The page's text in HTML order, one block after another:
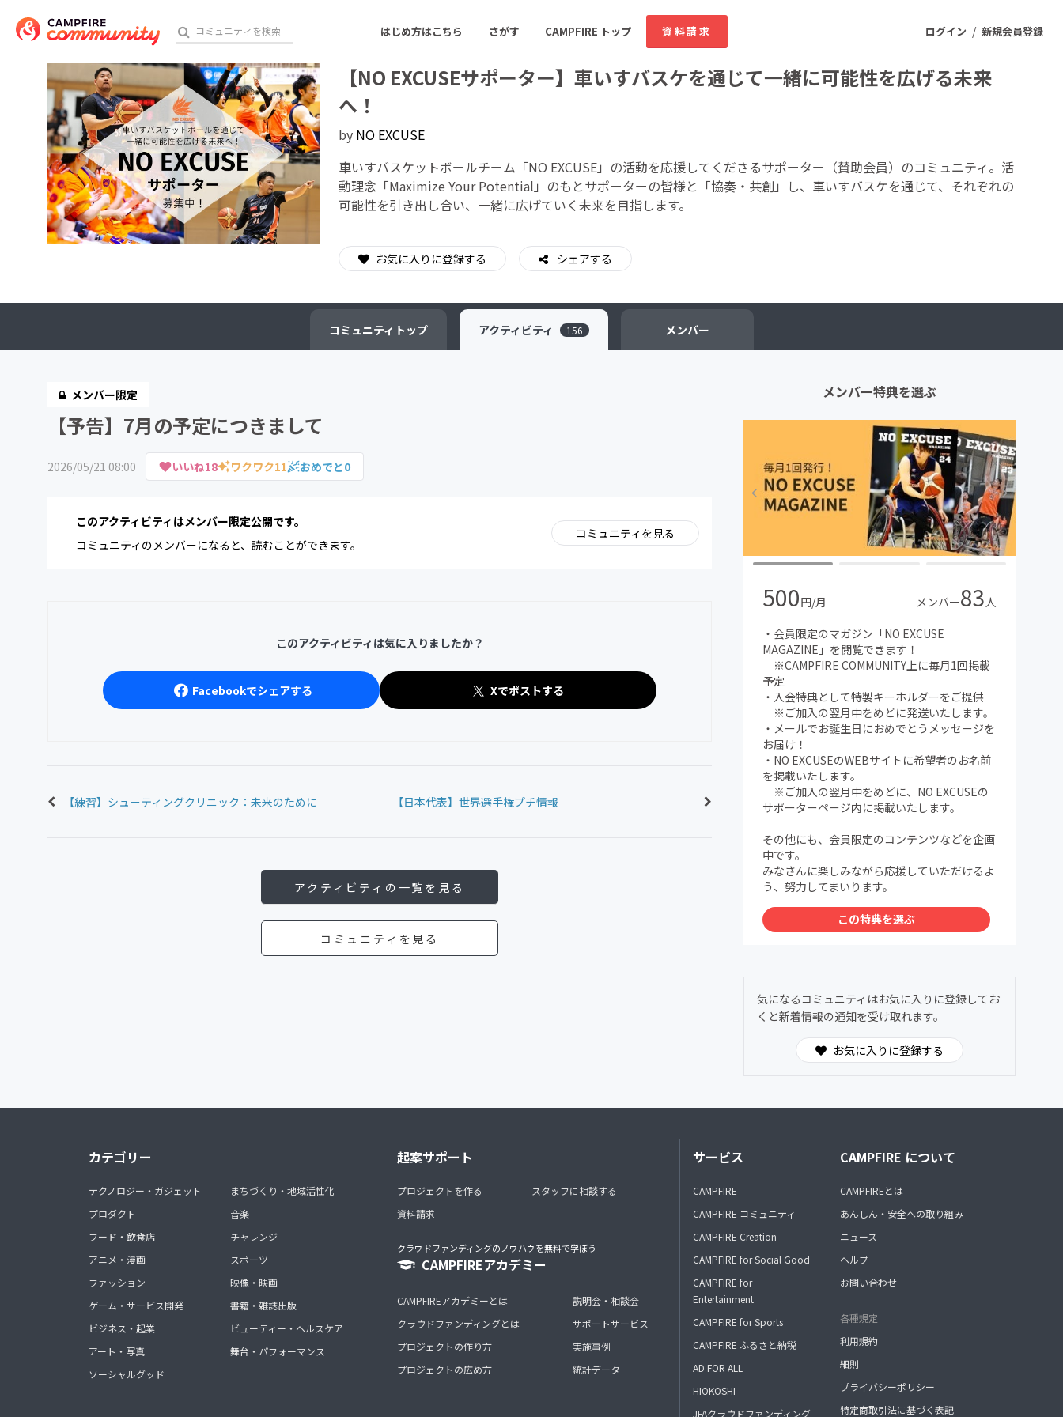
ログイン / 新規会員登録
はじめ方はこちら さがす CAMPFIRE トップ 資料請求
おすすめのコミュニティ
アート・写真 音楽 舞台・パフォーマンス
プロダクト
テクノロジー・ガジェット
書籍・雑誌出版 アニメ・漫画
【NO EXCUSEサポーター】車いすバスケを通じて一緒に可能性を広げる未来
へ！
by NO EXCUSE
車いすバスケットボールチーム「NO EXCUSE」の活動を応援してくださるサポーター（賛助会員）のコミュニティ。活
動理念「Maximize Your Potential」のもとサポーターの皆様と「協奏・共創」し、車いすバスケを通じて、それぞれの
可能性を引き出し合い、一緒に広げていく未来を目指します。
お気に入りに登録する シェアする
コミュニティ トップ アクティビティ 156 メンバー
メンバー限定
【予告】7月の予定につきまして
2026/05/21 08:00 いいね18 ワクワク11 おめでと0
このアクティビティはメンバー限定公開です。
コミュニティのメンバーになると、読むことができます。
コミュニティを見る
このアクティビティは気に入りましたか？
Facebookでシェアする Xでポストする
【練習】シューティングクリニック：未来のために 【日本代表】世界選手権プチ情報
アクティビティの一覧を見る
コミュニティを見る
メンバー特典を選ぶ
500円/月 メンバー83人
・会員限定のマガジン「NO EXCUSE
MAGAZINE」を閲覧できます！
※CAMPFIRE COMMUNITY上に毎月1回掲載
予定
・入会特典として特製キーホルダーをご提供
※ご加入の翌月中をめどに発送いたします。
・メールでお誕生日におめでとうメッセージを
お届け！
・NO EXCUSEのWEBサイトに希望者のお名前
を掲載いたします。
※ご加入の翌月中をめどに、NO EXCUSEの
サポーターページ内に掲載いたします。
その他にも、会員限定のコンテンツなどを企画
中です。
みなさんに楽しみながら応援していただけるよ
う、努力してまいります。
この特典を選ぶ
気になるコミュニティはお気に入りに登録してお
くと新着情報の通知を受け取れます。
お気に入りに登録する
カテゴリー
テクノロジー・ガジェット
プロダクト
フード・飲食店
アニメ・漫画
ファッション
ゲーム・サービス開発
ビジネス・起業
アート・写真
ソーシャルグッド
まちづくり・地域活性化
音楽
チャレンジ
スポーツ
映像・映画
書籍・雑誌出版
ビューティー・ヘルスケア
舞台・パフォーマンス
起案サポート
プロジェクトを作る
資料請求
スタッフに相談する
クラウドファンディングのノウハウを無料で学ぼう
CAMPFIREアカデミー
CAMPFIREアカデミーとは
クラウドファンディングとは
プロジェクトの作り方
プロジェクトの広め方
説明会・相談会
サポートサービス
実施事例
統計データ
サービス
CAMPFIRE
CAMPFIRE コミュニティ
CAMPFIRE Creation
CAMPFIRE for Social Good
CAMPFIRE for
Entertainment
CAMPFIRE for Sports
CAMPFIRE ふるさと納税
AD FOR ALL
HIOKOSHI
JFAクラウドファンディング
CAMPFIRE について
CAMPFIREとは
あんしん・安全への取り組み
ニュース
ヘルプ
お問い合わせ
各種規定
利用規約
細則
プライバシーポリシー
特定商取引法に基づく表記